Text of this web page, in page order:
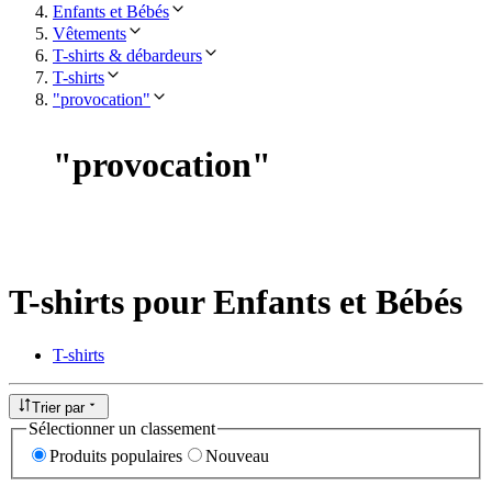
Enfants et Bébés
Vêtements
T-shirts & débardeurs
T-shirts
"provocation"
"provocation"
T-shirts pour Enfants et Bébés
T-shirts
Trier par
Sélectionner un classement
Produits populaires
Nouveau